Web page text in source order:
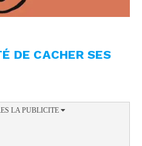
DE CACHER SES